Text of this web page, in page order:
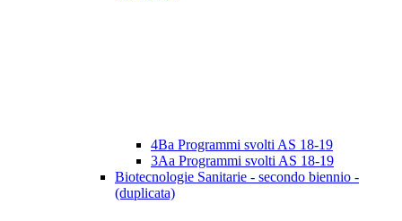
4Ba Programmi svolti AS 18-19
3Aa Programmi svolti AS 18-19
Biotecnologie Sanitarie - secondo biennio -
(duplicata)